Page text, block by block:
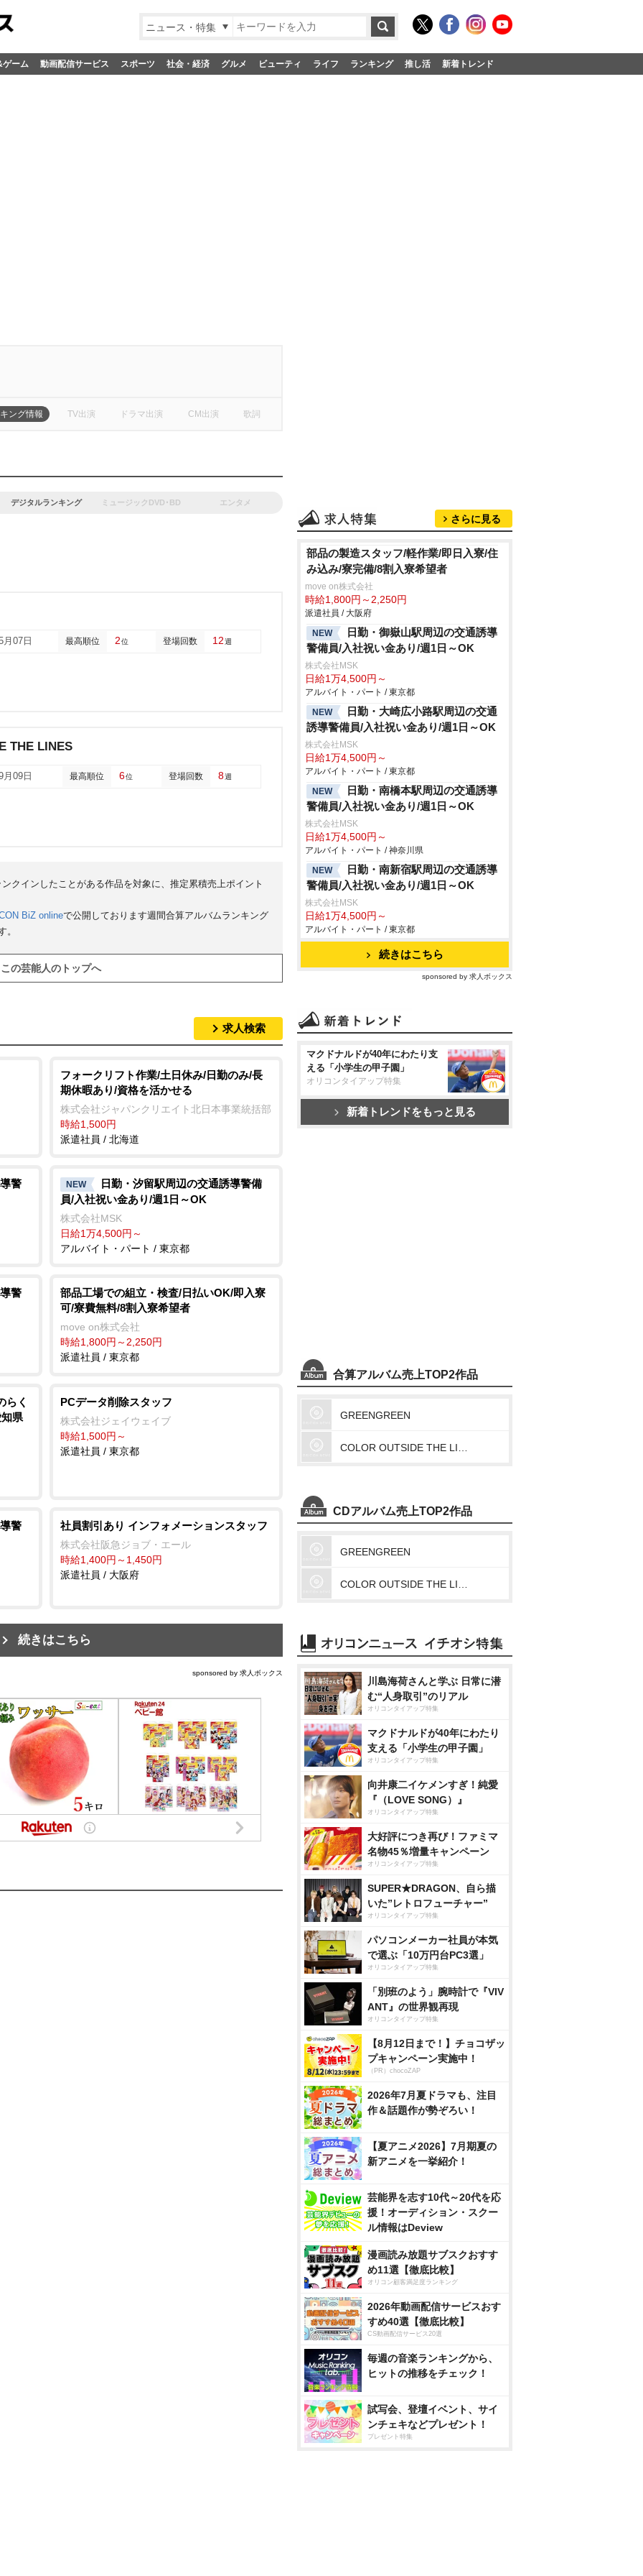
ニュース・特集
ゲーム 動画配信サービス スポーツ 社会・経済 グルメ ビューティ ライフ ランキング 推し活 新着トレンド
ング情報 TV出演 ドラマ出演 CM出演 歌詞
デジタルランキング ミュージックDVD･BD エンタメ
月07日 最高順位 2位 登場回数 12週
THE LINES
月09日 最高順位 6位 登場回数 8週
クインしたことがある作品を対象に、推定累積売上ポイント
BiZ onlineで公開しております週間合算アルバムランキング
。
この芸能人のトップへ
求人検索
フォークリフト作業/土日休み/日勤のみ/長
期休暇あり/資格を活かせる
株式会社ジャパンクリエイト北日本事業統括部
時給1,500円
派遣社員 / 北海道
警 NEW
日勤・汐留駅周辺の交通誘導警備
員/入社祝い金あり/週1日～OK
株式会社MSK
日給1万4,500円～
アルバイト・パート / 東京都
警
部品工場での組立・検査/日払いOK/即入寮
可/寮費無料/8割入寮希望者
move on株式会社
時給1,800円～2,250円
派遣社員 / 東京都
らく
県
PCデータ削除スタッフ
株式会社ジェイウェイブ
時給1,500円～
派遣社員 / 東京都
警 社員割引あり インフォメーションスタッフ
株式会社阪急ジョブ・エール
時給1,400円～1,450円
派遣社員 / 大阪府
続きはこちら
sponsored by 求人ボックス
さらに見る
部品の製造スタッフ/軽作業/即日入寮/住
み込み/寮完備/8割入寮希望者
move on株式会社
時給1,800円～2,250円
派遣社員 / 大阪府
NEW
日勤・御嶽山駅周辺の交通誘導
警備員/入社祝い金あり/週1日～OK
株式会社MSK
日給1万4,500円～
アルバイト・パート / 東京都
NEW
日勤・大崎広小路駅周辺の交通
誘導警備員/入社祝い金あり/週1日～OK
株式会社MSK
日給1万4,500円～
アルバイト・パート / 東京都
NEW
日勤・南橋本駅周辺の交通誘導
警備員/入社祝い金あり/週1日～OK
株式会社MSK
日給1万4,500円～
アルバイト・パート / 神奈川県
NEW
日勤・南新宿駅周辺の交通誘導
警備員/入社祝い金あり/週1日～OK
株式会社MSK
日給1万4,500円～
アルバイト・パート / 東京都
続きはこちら
sponsored by 求人ボックス
マクドナルドが40年にわたり支
える「小学生の甲子園」
オリコンタイアップ特集
新着トレンドをもっと見る
合算アルバム売上TOP2作品
GREENGREEN
CDアルバム売上TOP2作品
GREENGREEN
川島海荷さんと学ぶ 日常に潜
む“人身取引”のリアル
オリコンタイアップ特集
マクドナルドが40年にわたり
支える「小学生の甲子園」
オリコンタイアップ特集
向井康二イケメンすぎ！純愛
『（LOVE SONG）』
オリコンタイアップ特集
大好評につき再び！ファミマ
名物45％増量キャンペーン
オリコンタイアップ特集
SUPER★DRAGON、自ら描
いた”レトロフューチャー”
オリコンタイアップ特集
パソコンメーカー社員が本気
で選ぶ「10万円台PC3選」
オリコンタイアップ特集
「別班のよう」腕時計で『VIV
ANT』の世界観再現
オリコンタイアップ特集
【8月12日まで！】チョコザッ
プキャンペーン実施中！
（PR）chocoZAP
2026年7月夏ドラマも、注目
作＆話題作が勢ぞろい！
【夏アニメ2026】7月期夏の
新アニメを一挙紹介！
芸能界を志す10代～20代を応
援！オーディション・スクー
ル情報はDeview
漫画読み放題サブスクおすす
め11選【徹底比較】
オリコン顧客満足度ランキング
2026年動画配信サービスおす
すめ40選【徹底比較】
CS動画配信サービス20選
毎週の音楽ランキングから、
ヒットの推移をチェック！
試写会、登壇イベント、サイ
ンチェキなどプレゼント！
プレゼント特集